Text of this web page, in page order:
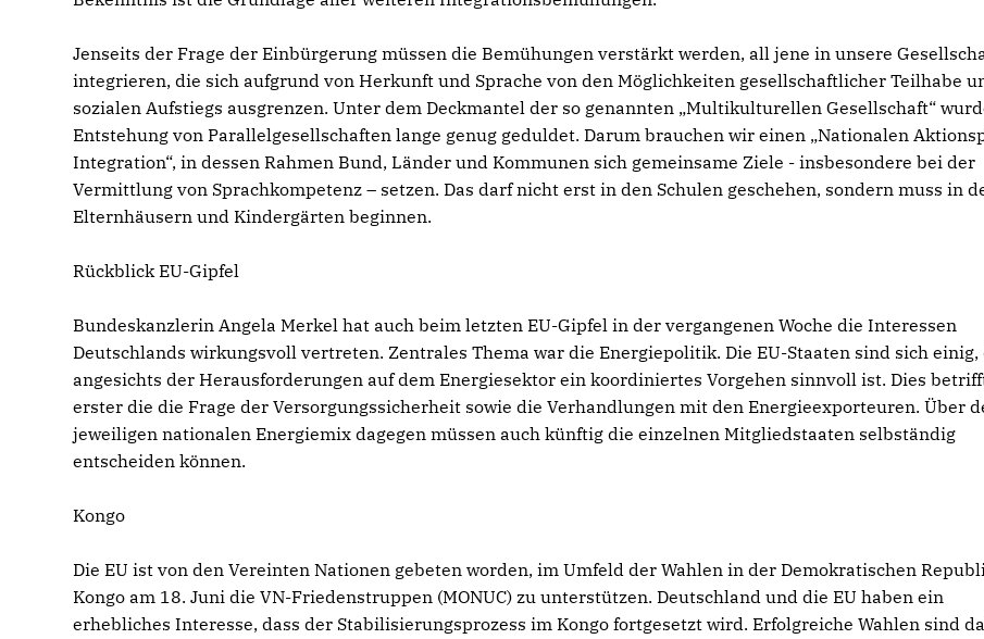
Jenseits der Frage der Einbürgerung müssen die Bemühungen verstärkt werden, all jene in unsere
integrieren, die sich aufgrund von Herkunft und Sprache von den Möglichkeiten gesellschaftlicher Teilhabe
sozialen Aufstiegs ausgrenzen. Unter dem Deckmantel der so genannten „Multikulturellen Gesellschaft“
Entstehung von Parallelgesellschaften lange genug geduldet. Darum brauchen wir einen „Nationalen
Integration“, in dessen Rahmen Bund, Länder und Kommunen sich gemeinsame Ziele - insbesondere bei der
Vermittlung von Sprachkompetenz – setzen. Das darf nicht erst in den Schulen geschehen, sondern muss in
Elternhäusern und Kindergärten beginnen.
Rückblick EU-Gipfel
Bundeskanzlerin Angela Merkel hat auch beim letzten EU-Gipfel in der vergangenen Woche die Interessen
Deutschlands wirkungsvoll vertreten. Zentrales Thema war die Energiepolitik. Die EU-Staaten sind sich einig,
angesichts der Herausforderungen auf dem Energiesektor ein koordiniertes Vorgehen sinnvoll ist. Dies
erster die die Frage der Versorgungssicherheit sowie die Verhandlungen mit den Energieexporteuren. Über
jeweiligen nationalen Energiemix dagegen müssen auch künftig die einzelnen Mitgliedstaaten selbständig
entscheiden können.
Kongo
Die EU ist von den Vereinten Nationen gebeten worden, im Umfeld der Wahlen in der Demokratischen
Kongo am 18. Juni die VN-Friedenstruppen (MONUC) zu unterstützen. Deutschland und die EU haben ein
erhebliches Interesse, dass der Stabilisierungsprozess im Kongo fortgesetzt wird. Erfolgreiche Wahlen sind